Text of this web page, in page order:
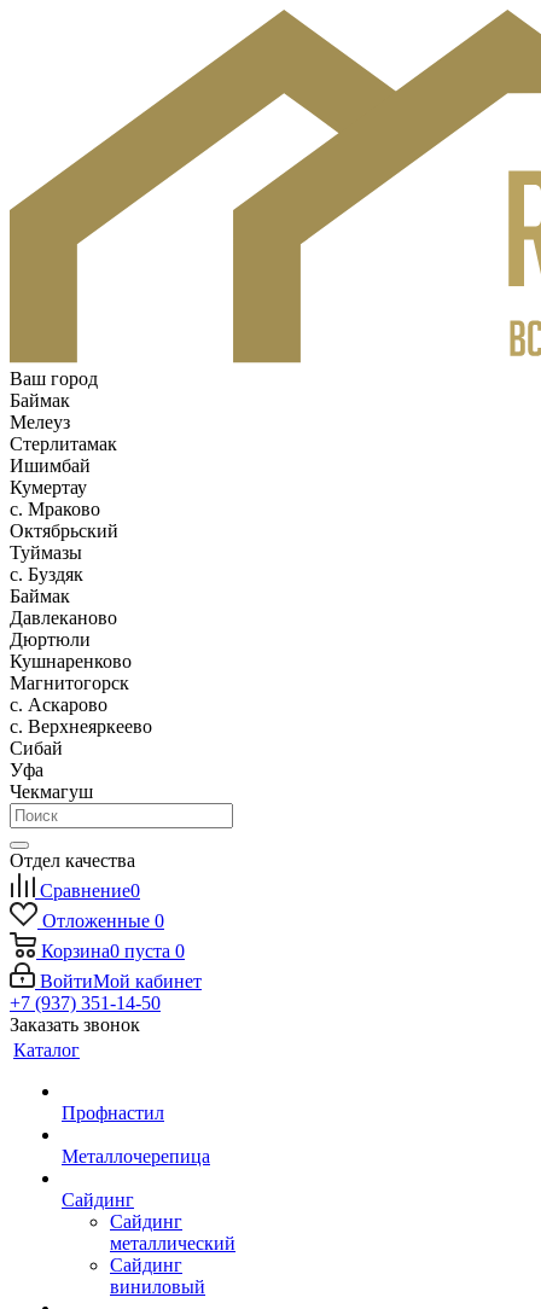
Ваш город
Баймак
Мелеуз
Стерлитамак
Ишимбай
Кумертау
c. Мраково
Октябрьский
Туймазы
c. Буздяк
Баймак
Давлеканово
Дюртюли
Кушнаренково
Магнитогорск
с. Аскарово
с. Верхнеяркеево
Сибай
Уфа
Чекмагуш
Отдел качества
Сравнение0
Отложенные 0
Корзина0 пуста 0
ВойтиМой кабинет
+7 (937) 351-14-50
Заказать звонок
Каталог
Профнастил
Металлочерепица
Сайдинг
Сайдинг
металлический
Сайдинг
виниловый